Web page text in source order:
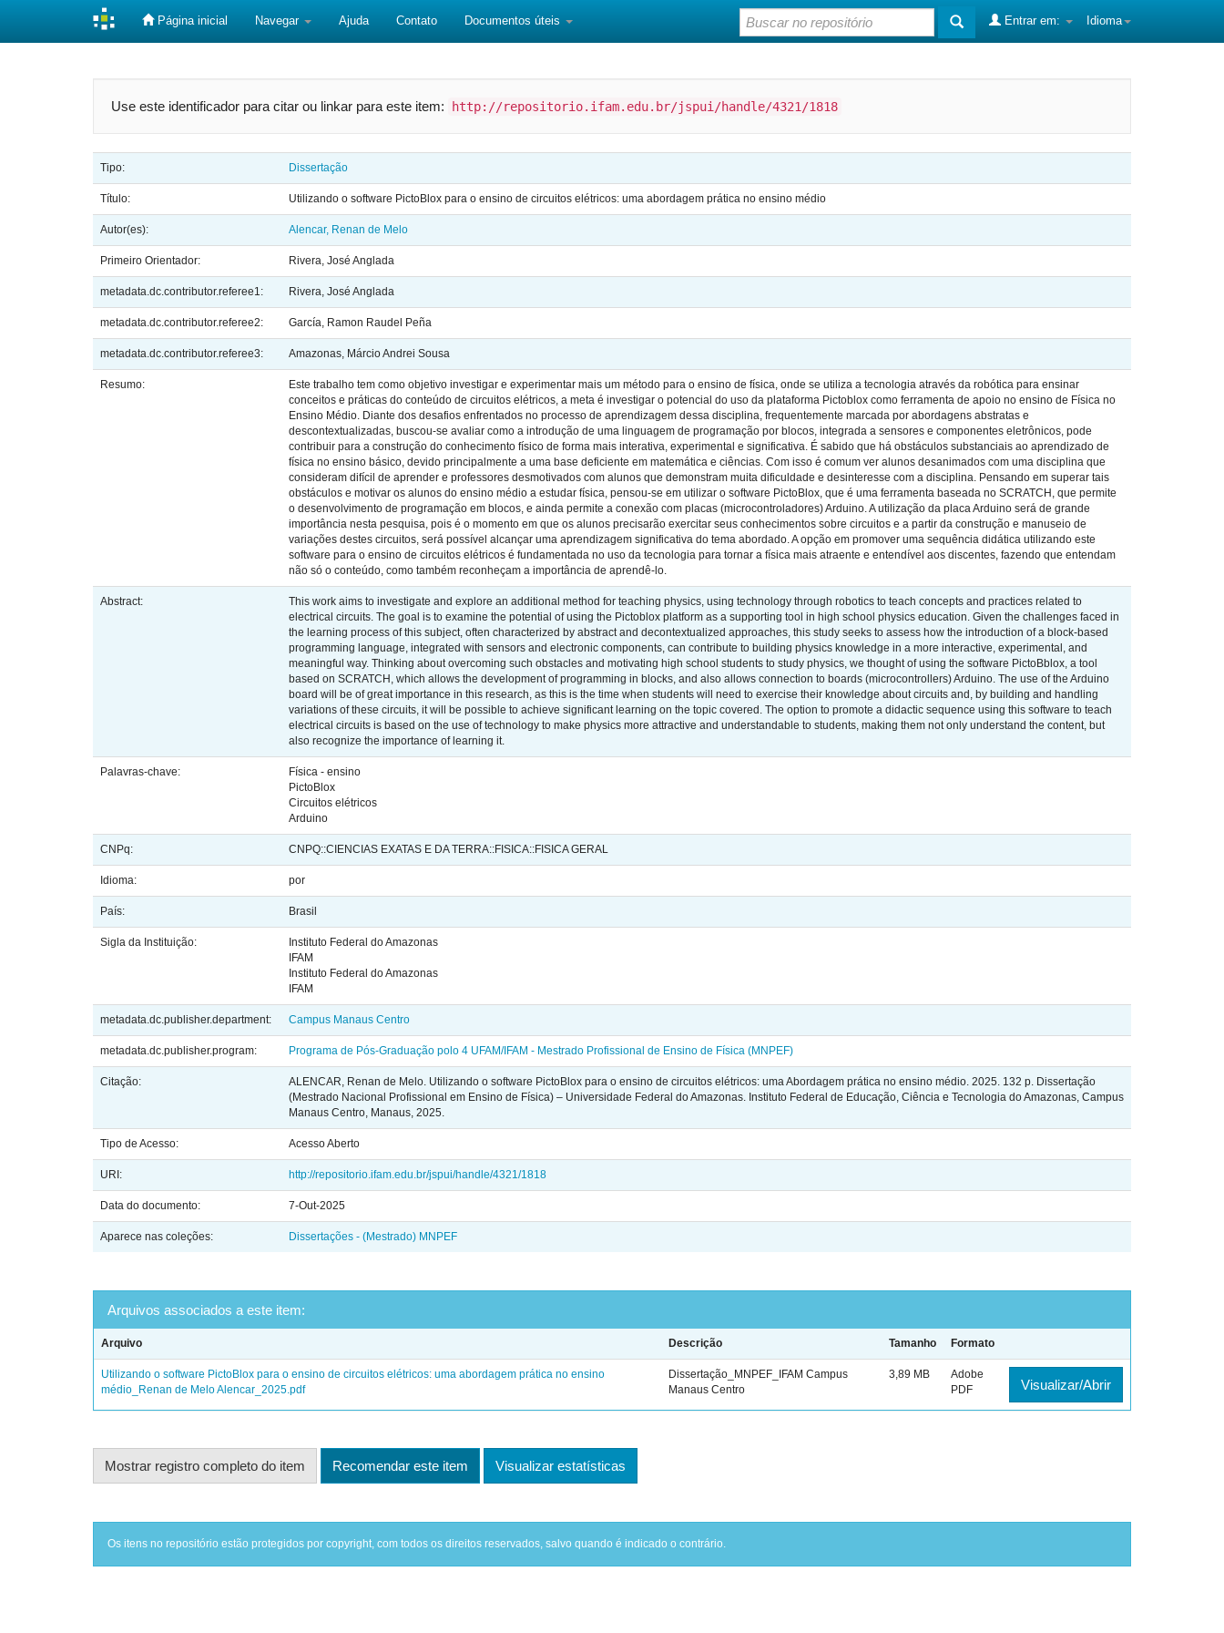
Página inicial Navegar Ajuda Contato Documentos úteis Idioma
Entrar em:
Use este identificador para citar ou linkar para este item: http://repositorio.ifam.edu.br/jspui/handle/4321/1818
Tipo: Dissertação
Título: Utilizando o software PictoBlox para o ensino de circuitos elétricos: uma abordagem prática no ensino médio
Autor(es): Alencar, Renan de Melo
Primeiro Orientador: Rivera, José Anglada
metadata.dc.contributor.referee1: Rivera, José Anglada
metadata.dc.contributor.referee2: García, Ramon Raudel Peña
metadata.dc.contributor.referee3: Amazonas, Márcio Andrei Sousa
Resumo:
Este trabalho tem como objetivo investigar e experimentar mais um método para o ensino de física, onde se utiliza a tecnologia através da robótica para ensinar
conceitos e práticas do conteúdo de circuitos elétricos, a meta é investigar o potencial do uso da plataforma Pictoblox como ferramenta de apoio no ensino de Física no
Ensino Médio. Diante dos desafios enfrentados no processo de aprendizagem dessa disciplina, frequentemente marcada por abordagens abstratas e
descontextualizadas, buscou-se avaliar como a introdução de uma linguagem de programação por blocos, integrada a sensores e componentes eletrônicos, pode
contribuir para a construção do conhecimento físico de forma mais interativa, experimental e significativa. É sabido que há obstáculos substanciais ao aprendizado de
física no ensino básico, devido principalmente a uma base deficiente em matemática e ciências. Com isso é comum ver alunos desanimados com uma disciplina que
consideram difícil de aprender e professores desmotivados com alunos que demonstram muita dificuldade e desinteresse com a disciplina. Pensando em superar tais
obstáculos e motivar os alunos do ensino médio a estudar física, pensou-se em utilizar o software PictoBlox, que é uma ferramenta baseada no SCRATCH, que permite
o desenvolvimento de programação em blocos, e ainda permite a conexão com placas (microcontroladores) Arduino. A utilização da placa Arduino será de grande
importância nesta pesquisa, pois é o momento em que os alunos precisarão exercitar seus conhecimentos sobre circuitos e a partir da construção e manuseio de
variações destes circuitos, será possível alcançar uma aprendizagem significativa do tema abordado. A opção em promover uma sequência didática utilizando este
software para o ensino de circuitos elétricos é fundamentada no uso da tecnologia para tornar a física mais atraente e entendível aos discentes, fazendo que entendam
não só o conteúdo, como também reconheçam a importância de aprendê-lo.
Abstract:
This work aims to investigate and explore an additional method for teaching physics, using technology through robotics to teach concepts and practices related to
electrical circuits. The goal is to examine the potential of using the Pictoblox platform as a supporting tool in high school physics education. Given the challenges faced in
the learning process of this subject, often characterized by abstract and decontextualized approaches, this study seeks to assess how the introduction of a block-based
programming language, integrated with sensors and electronic components, can contribute to building physics knowledge in a more interactive, experimental, and
meaningful way. Thinking about overcoming such obstacles and motivating high school students to study physics, we thought of using the software PictoBblox, a tool
based on SCRATCH, which allows the development of programming in blocks, and also allows connection to boards (microcontrollers) Arduino. The use of the Arduino
board will be of great importance in this research, as this is the time when students will need to exercise their knowledge about circuits and, by building and handling
variations of these circuits, it will be possible to achieve significant learning on the topic covered. The option to promote a didactic sequence using this software to teach
electrical circuits is based on the use of technology to make physics more attractive and understandable to students, making them not only understand the content, but
also recognize the importance of learning it.
Palavras-chave:
Física - ensino
PictoBlox
Circuitos elétricos
Arduino
CNPq: CNPQ::CIENCIAS EXATAS E DA TERRA::FISICA::FISICA GERAL
Idioma: por
País: Brasil
Sigla da Instituição:
Instituto Federal do Amazonas
IFAM
Instituto Federal do Amazonas
IFAM
metadata.dc.publisher.department: Campus Manaus Centro
metadata.dc.publisher.program: Programa de Pós-Graduação polo 4 UFAM/IFAM - Mestrado Profissional de Ensino de Física (MNPEF)
Citação:
ALENCAR, Renan de Melo. Utilizando o software PictoBlox para o ensino de circuitos elétricos: uma Abordagem prática no ensino médio. 2025. 132 p. Dissertação
(Mestrado Nacional Profissional em Ensino de Física) – Universidade Federal do Amazonas. Instituto Federal de Educação, Ciência e Tecnologia do Amazonas, Campus
Manaus Centro, Manaus, 2025.
Tipo de Acesso: Acesso Aberto
URI: http://repositorio.ifam.edu.br/jspui/handle/4321/1818
Data do documento: 7-Out-2025
Aparece nas coleções: Dissertações - (Mestrado) MNPEF
Arquivos associados a este item:
Arquivo Descrição Tamanho Formato
Utilizando o software PictoBlox para o ensino de circuitos elétricos: uma abordagem prática no ensino
médio_Renan de Melo Alencar_2025.pdf
Dissertação_MNPEF_IFAM Campus
Manaus Centro
3,89 MB
Adobe
PDF
Visualizar/Abrir
Mostrar registro completo do item Recomendar este item Visualizar estatísticas
Os itens no repositório estão protegidos por copyright, com todos os direitos reservados, salvo quando é indicado o contrário.